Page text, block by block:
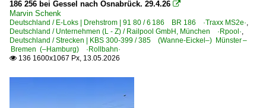
186 256 bei Gessel nach Osnabrück. 29.4.26 
Marvin Schenk
Deutschland / E-Loks | Drehstrom | 91 80 / 6 186 BR 186 ·Traxx MS2e·,
Deutschland / Unternehmen (L - Z) / Railpool GmbH, München ·Rpool·,
Deutschland / Strecken | KBS 300-399 / 385 (Wanne-Eickel–) Münster –
Bremen (–Hamburg) ·Rollbahn·
 136 1600x1067 Px, 13.05.2026